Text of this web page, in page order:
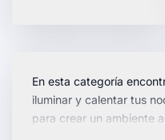
En esta categoría
iluminar y calentar tus
para crear un ambiente